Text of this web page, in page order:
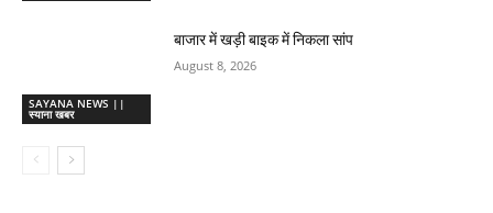
SAYANA NEWS ||
स्याना खबर
बाजार में खड़ी बाइक में निकला सांप
August 8, 2026